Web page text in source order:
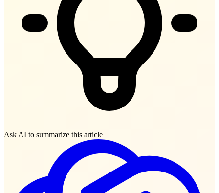
Ask AI to summarize this article